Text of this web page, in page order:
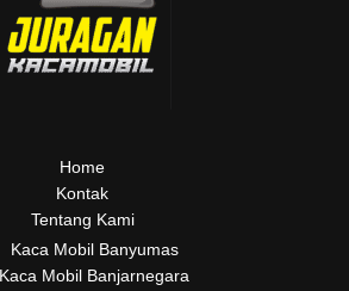
Home
Kontak
Tentang Kami
Kaca Mobil Banyumas
Kaca Mobil Banjarnegara